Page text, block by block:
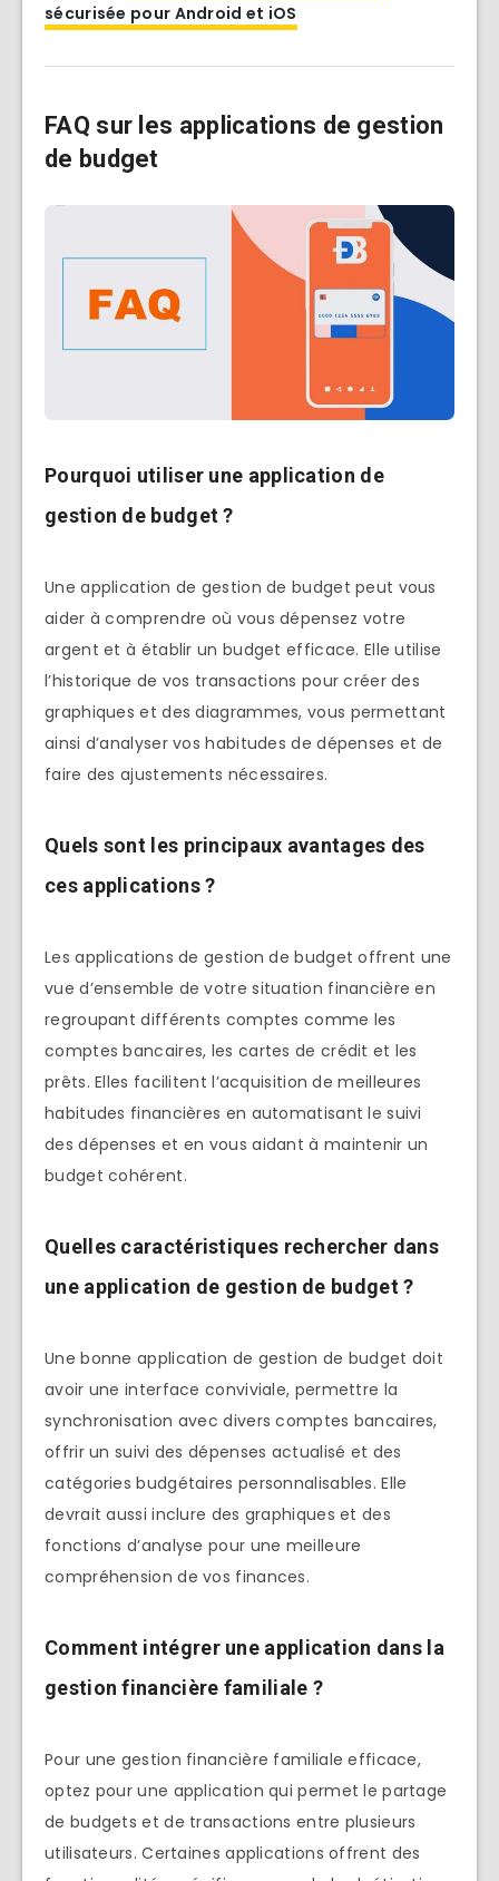
sécurisée pour Android et iOS
FAQ sur les applications de gestion
de budget
Pourquoi utiliser une application de
gestion de budget ?
Une application de gestion de budget peut vous
aider à comprendre où vous dépensez votre
argent et à établir un budget efficace. Elle utilise
l’historique de vos transactions pour créer des
graphiques et des diagrammes, vous permettant
ainsi d’analyser vos habitudes de dépenses et de
faire des ajustements nécessaires.
Quels sont les principaux avantages des
ces applications ?
Les applications de gestion de budget offrent une
vue d’ensemble de votre situation financière en
regroupant différents comptes comme les
comptes bancaires, les cartes de crédit et les
prêts. Elles facilitent l’acquisition de meilleures
habitudes financières en automatisant le suivi
des dépenses et en vous aidant à maintenir un
budget cohérent.
Quelles caractéristiques rechercher dans
une application de gestion de budget ?
Une bonne application de gestion de budget doit
avoir une interface conviviale, permettre la
synchronisation avec divers comptes bancaires,
offrir un suivi des dépenses actualisé et des
catégories budgétaires personnalisables. Elle
devrait aussi inclure des graphiques et des
fonctions d’analyse pour une meilleure
compréhension de vos finances.
Comment intégrer une application dans la
gestion financière familiale ?
Pour une gestion financière familiale efficace,
optez pour une application qui permet le partage
de budgets et de transactions entre plusieurs
utilisateurs. Certaines applications offrent des